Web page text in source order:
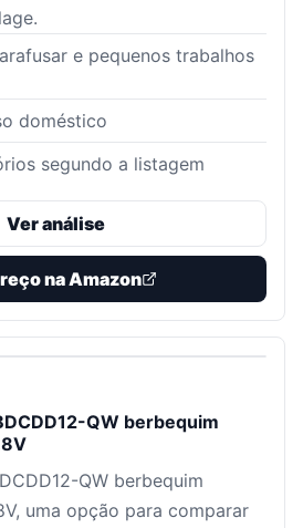
e pequenos trabalhos
doméstico
segundo a listagem
Ver análise
na Amazon
QW berbequim
QW berbequim
uma opção para comparar